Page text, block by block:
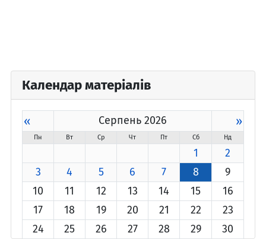
Календар матеріалів
« Серпень 2026 »
Пн Вт Ср Чт Пт Сб Нд
1
2
3
4 5 6 7 8
9
10
11 12 13 14 15
16
17
18 19 20 21 22
23
24
25 26 27 28 29
30